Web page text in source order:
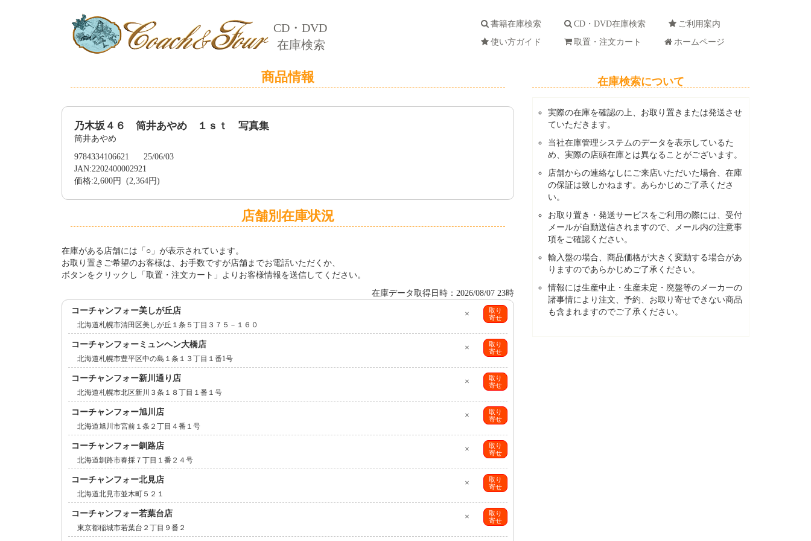
CD・DVD
在庫検索
書籍在庫検索 CD・DVD在庫検索
ご利用案内
使い方ガイド
取置・注文カート ホームページ
商品情報
乃木坂４６ 筒井あやめ １ｓｔ 写真集
筒井あやめ
9784334106621 25/06/03
JAN:2202400002921
価格:2,600円 (2,364円)
店舗別在庫状況
在庫がある店舗には「○」が表示されています。
お取り置きご希望のお客様は、お手数ですが店舗までお電話いただくか、
ボタンをクリックし「取置・注文カート」よりお客様情報を送信してください。
在庫データ取得日時：2026/08/07 23時
取り
寄せ
×
コーチャンフォー美しが丘店
北海道札幌市清田区美しが丘１条５丁目３７５－１６０
取り
寄せ
×
コーチャンフォーミュンヘン大橋店
北海道札幌市豊平区中の島１条１３丁目１番1号
取り
寄せ
×
コーチャンフォー新川通り店
北海道札幌市北区新川３条１８丁目１番１号
取り
寄せ
×
コーチャンフォー旭川店
北海道旭川市宮前１条２丁目４番１号
取り
寄せ
×
コーチャンフォー釧路店
北海道釧路市春採７丁目１番２４号
取り
寄せ
×
コーチャンフォー北見店
北海道北見市並木町５２１
取り
寄せ
×
コーチャンフォー若葉台店
東京都稲城市若葉台２丁目９番２
在庫検索について
実際の在庫を確認の上、お取り置きまたは発送させ
ていただきます。
当社在庫管理システムのデータを表示しているた
め、実際の店頭在庫とは異なることがございます。
店舗からの連絡なしにご来店いただいた場合、在庫
の保証は致しかねます。あらかじめご了承くださ
い。
お取り置き・発送サービスをご利用の際には、受付
メールが自動送信されますので、メール内の注意事
項をご確認ください。
輸入盤の場合、商品価格が大きく変動する場合があ
りますのであらかじめご了承ください。
情報には生産中止・生産未定・廃盤等のメーカーの
諸事情により注文、予約、お取り寄せできない商品
も含まれますのでご了承ください。